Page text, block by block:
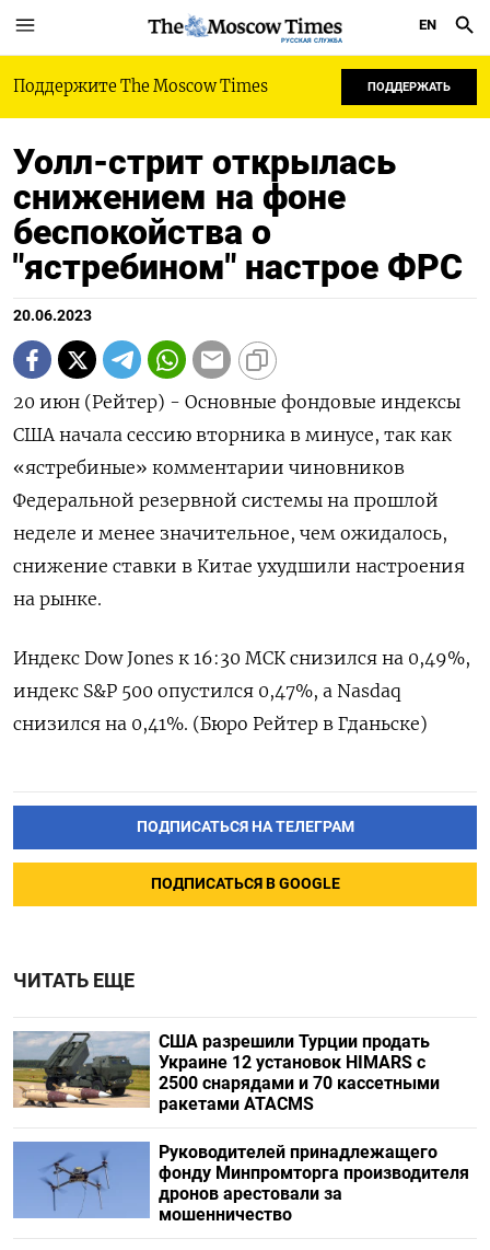
РУССКАЯ СЛУЖБА
EN
Поддержите The Moscow Times ПОДДЕРЖАТЬ
Уолл-стрит открылась
снижением на фоне
беспокойства о
"ястребином" настрое ФРС
20.06.2023
20 июн (Рейтер) - Основные фондовые индексы
США начала сессию вторника в минусе, так как
«ястребиные» комментарии чиновников
Федеральной резервной системы на прошлой
неделе и менее значительное, чем ожидалось,
снижение ставки в Китае ухудшили настроения
на рынке.
Индекс Dow Jones к 16:30 МСК снизился на 0,49%,
индекс S&P 500 опустился 0,47%, а Nasdaq
снизился на 0,41%. (Бюро Рейтер в Гданьске)
ПОДПИСАТЬСЯ НА ТЕЛЕГРАМ
ПОДПИСАТЬСЯ В GOOGLE
ЧИТАТЬ ЕЩЕ
США разрешили Турции продать
Украине 12 установок HIMARS с
2500 снарядами и 70 кассетными
ракетами ATACMS
Руководителей принадлежащего
фонду Минпромторга производителя
дронов арестовали за
мошенничество